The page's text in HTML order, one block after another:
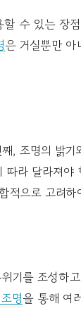
수 있는 장
은 거실뿐만
, 조명의 밝
라 달라져
으로 고려
기를 조성하
명을 통해 여